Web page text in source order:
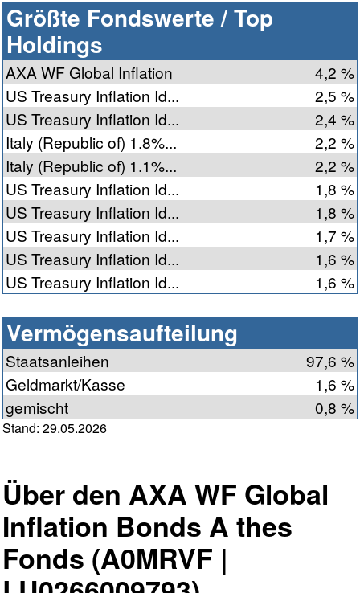
Größte Fondswerte / Top
Holdings
AXA WF Global Inflation
4,2 %
US Treasury Inflation Id...
2,5 %
US Treasury Inflation Id...
2,4 %
Italy (Republic of) 1.8%...
2,2 %
Italy (Republic of) 1.1%...
2,2 %
US Treasury Inflation Id...
1,8 %
US Treasury Inflation Id...
1,8 %
US Treasury Inflation Id...
1,7 %
US Treasury Inflation Id...
1,6 %
US Treasury Inflation Id...
1,6 %
Vermögensaufteilung
Staatsanleihen
97,6 %
Geldmarkt/Kasse
1,6 %
gemischt
0,8 %
Stand: 29.05.2026
Über den AXA WF Global
Inflation Bonds A thes
Fonds (A0MRVF |